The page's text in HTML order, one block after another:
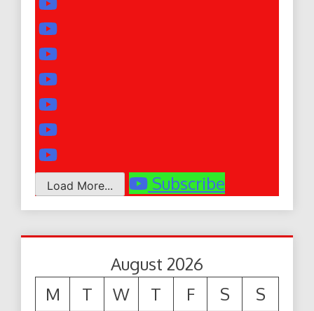
Load More... Subscribe
August 2026
M
T W T F S
S